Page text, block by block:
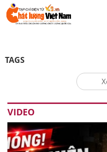
TAGS
VIDEO